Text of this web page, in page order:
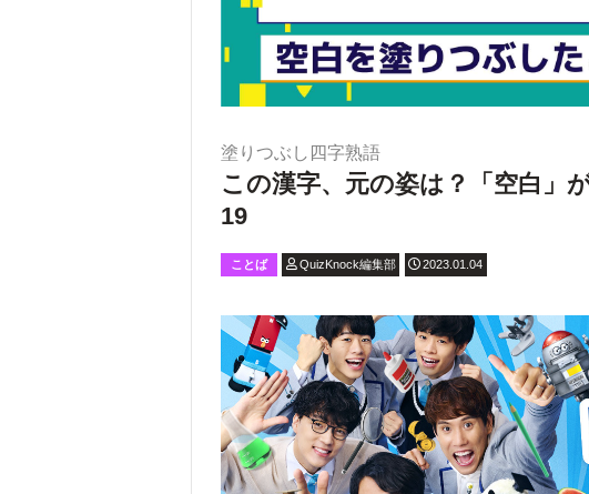
塗りつぶし四字熟語
この漢字、元の姿は？「空白」
19
ことば QuizKnock編集部 2023.01.04